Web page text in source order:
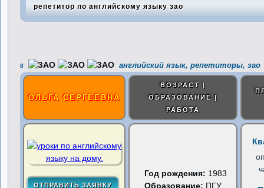
репетитор по английскому языку зао
8 английский язык, репетиторы, зао
ОЛЬГА СЕРГЕЕВНА
ВОЗРАСТ |
ОБРАЗОВАНИЕ |
РАБОТА
Год рождения: 1983
Образование: ПГУ